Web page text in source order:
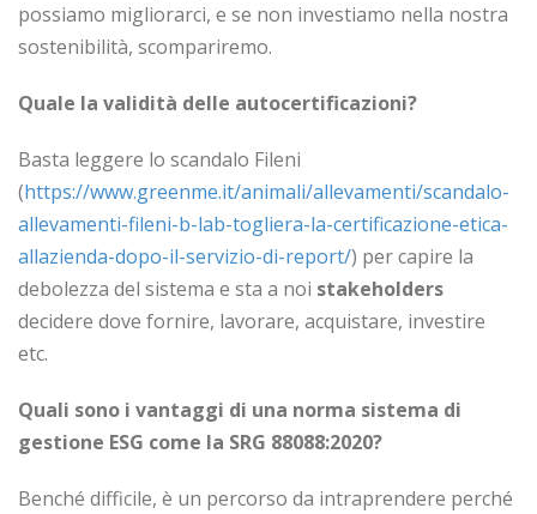
possiamo migliorarci, e se non investiamo nella nostra
sostenibilità, scompariremo.
Quale la validità delle autocertificazioni?
Basta leggere lo scandalo Fileni
(https://www.greenme.it/animali/allevamenti/scandalo-
allevamenti-fileni-b-lab-togliera-la-certificazione-etica-
allazienda-dopo-il-servizio-di-report/) per capire la
debolezza del sistema e sta a noi stakeholders
decidere dove fornire, lavorare, acquistare, investire
etc.
Quali sono i vantaggi di una norma sistema di
gestione ESG come la SRG 88088:2020?
Benché difficile, è un percorso da intraprendere perché